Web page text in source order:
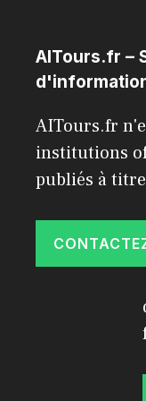
AITours.fr –
AITours.fr
institutions
publiés à